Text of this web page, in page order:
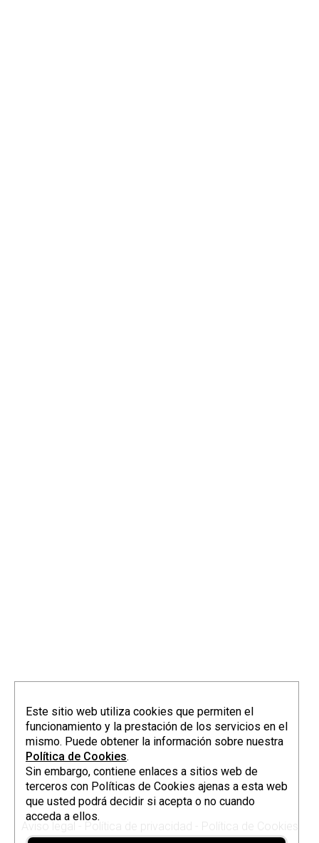
Aviso legal Política de privacidad Política de Cookies
Este sitio web utiliza cookies que permiten el
funcionamiento y la prestación de los servicios en el
mismo. Puede obtener la información sobre nuestra
Política de Cookies.
Sin embargo, contiene enlaces a sitios web de
terceros con Políticas de Cookies ajenas a esta web
que usted podrá decidir si acepta o no cuando
acceda a ellos.